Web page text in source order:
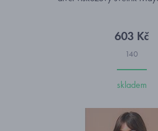
603 Kč
140
skladem